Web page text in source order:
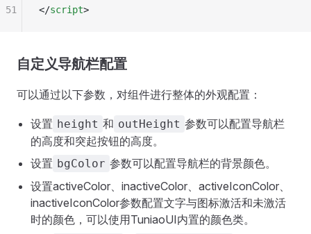
</script>
51
自定义导航栏配置
可以通过以下参数，对组件进行整体的外观配置：
设置 height 和 outHeight 参数可以配置导航栏
的高度和突起按钮的高度。
设置 bgColor 参数可以配置导航栏的背景颜色。
设置activeColor、inactiveColor、activeIconColor、
inactiveIconColor参数配置文字与图标激活和未激活
时的颜色，可以使用TuniaoUI内置的颜色类。